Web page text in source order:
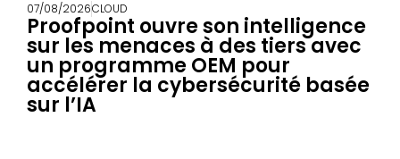
07/08/2026CLOUD
Proofpoint ouvre son intelligence
sur les menaces à des tiers avec
un programme OEM pour
accélérer la cybersécurité basée
sur l’IA